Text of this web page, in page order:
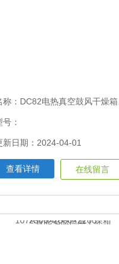
称： DC82电热真空鼓风干燥箱1600×1600×1800
号：
新日期：2024-04-01
查看详情 在线留言